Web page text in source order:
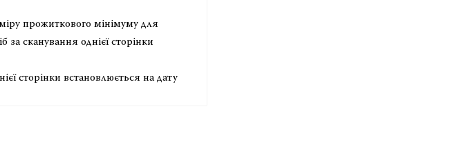
прожиткового мінімуму для
за сканування однієї сторінки
сторінки встановлюється на дату